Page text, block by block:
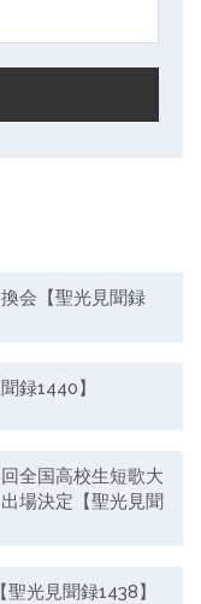
会【聖光見聞録
録1440】
全国高校生短歌大
場決定【聖光見聞
光見聞録1438】